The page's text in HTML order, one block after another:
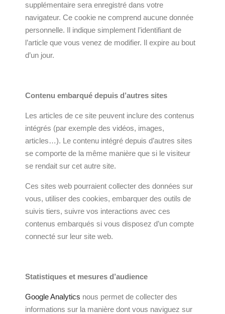
supplémentaire sera enregistré dans votre
navigateur. Ce cookie ne comprend aucune donnée
personnelle. Il indique simplement l’identifiant de
l’article que vous venez de modifier. Il expire au bout
d’un jour.
Contenu embarqué depuis d’autres sites
Les articles de ce site peuvent inclure des contenus
intégrés (par exemple des vidéos, images,
articles…). Le contenu intégré depuis d’autres sites
se comporte de la même manière que si le visiteur
se rendait sur cet autre site.
Ces sites web pourraient collecter des données sur
vous, utiliser des cookies, embarquer des outils de
suivis tiers, suivre vos interactions avec ces
contenus embarqués si vous disposez d’un compte
connecté sur leur site web.
Statistiques et mesures d’audience
Google Analytics nous permet de collecter des
informations sur la manière dont vous naviguez sur